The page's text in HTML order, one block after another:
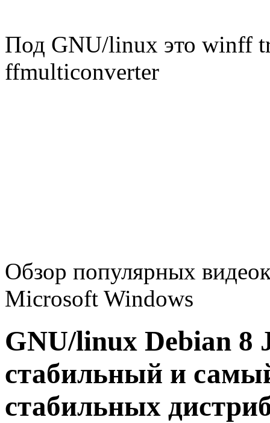
Под GNU/linux это winff
ffmulticonverter
Обзор популярных
Microsoft Windows
GNU/linux Debian 8
стабильный и
стабильных